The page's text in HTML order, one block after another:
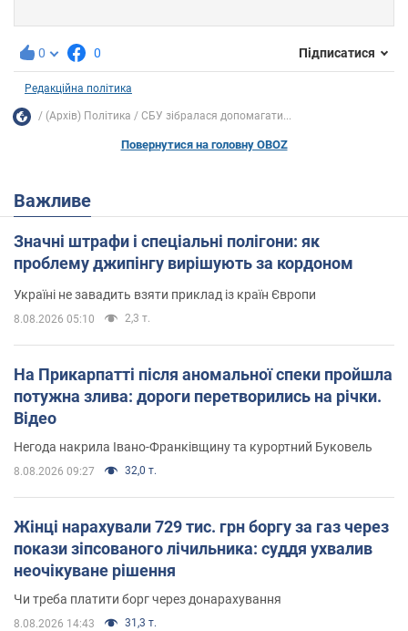
0 0 Підписатися
Редакційна політика
(Архів) Політика СБУ зібралася допомагати...
Повернутися на головну OBOZ
Важливе
Значні штрафи і спеціальні полігони: як
проблему джипінгу вирішують за кордоном
Україні не завадить взяти приклад із країн Європи
8.08.2026 05:10 2,3 т.
На Прикарпатті після аномальної спеки пройшла
потужна злива: дороги перетворились на річки.
Відео
Негода накрила Івано-Франківщину та курортний Буковель
8.08.2026 09:27 32,0 т.
Жінці нарахували 729 тис. грн боргу за газ через
покази зіпсованого лічильника: суддя ухвалив
неочікуване рішення
Чи треба платити борг через донарахування
8.08.2026 14:43 31,3 т.